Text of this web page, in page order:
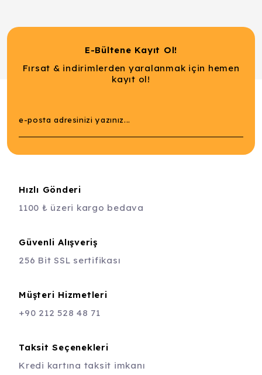
E-Bültene Kayıt Ol!
Fırsat & indirimlerden yaralanmak için hemen
kayıt ol!
Hızlı Gönderi
1100 ₺ üzeri kargo bedava
Güvenli Alışveriş
256 Bit SSL sertifikası
Müşteri Hizmetleri
+90 212 528 48 71
Taksit Seçenekleri
Kredi kartına taksit imkanı